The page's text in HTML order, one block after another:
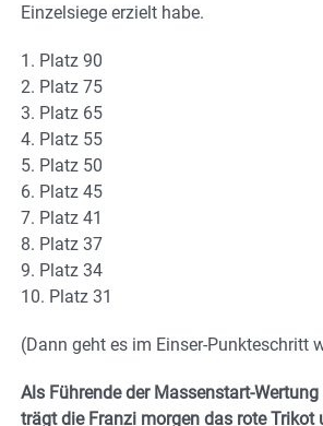
Einzelsiege erzielt habe.
1. Platz 90
2. Platz 75
3. Platz 65
4. Platz 55
5. Platz 50
6. Platz 45
7. Platz 41
8. Platz 37
9. Platz 34
10. Platz 31
(Dann geht es im Einser-Punkteschritt
Als Führende der Massenstart-
trägt die Franzi morgen das rote Trikot